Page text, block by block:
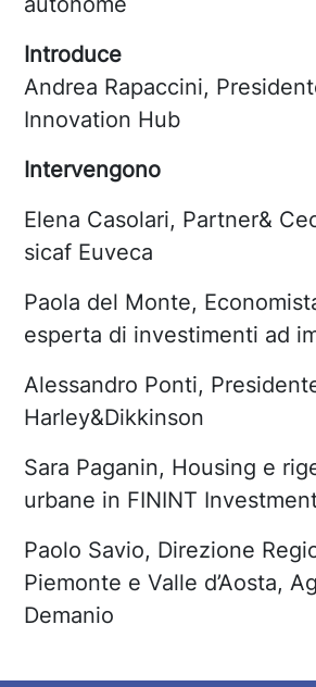
Introduce
Andrea Rapaccini,
Innovation Hub
Intervengono
Elena Casolari, Partner&
sicaf Euveca
Paola del Monte,
esperta di investimenti ad
Alessandro Ponti,
Harley&Dikkinson
Sara Paganin, Housing e
urbane in FININT
Paolo Savio, Direzione
Piemonte e Valle d’Aosta,
Demanio